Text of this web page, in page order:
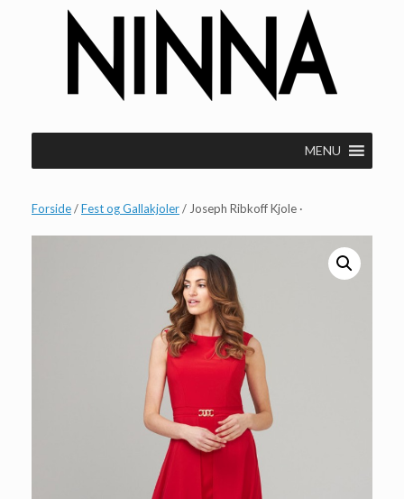
MENU
Forside/Fest og Gallakjoler/ Joseph Ribkoff Kjole ·